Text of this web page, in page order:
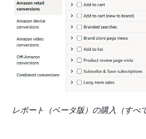
レポート（ベータ版）の購入（すべ